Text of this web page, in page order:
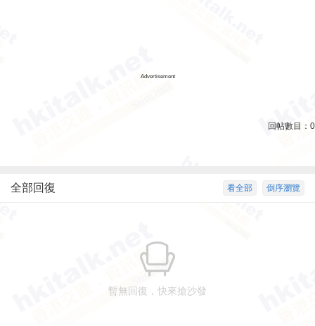
Advertisement
回帖數目： 0
倒序瀏覽
看全部
全部回復
暫無回復，快來搶沙發